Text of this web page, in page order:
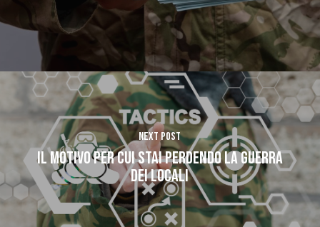
Next Post
Il motivo per cui stai perdendo la guerra
dei locali